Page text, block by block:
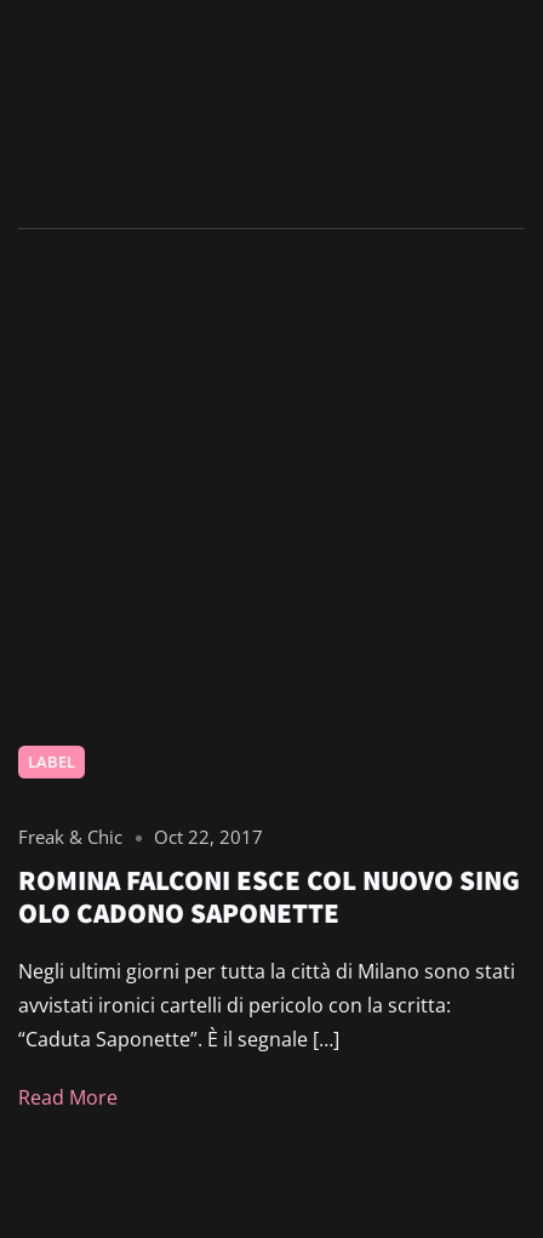
LABEL
Freak & Chic Oct 22, 2017
ROMINA FALCONI ESCE COL NUOVO SING
OLO CADONO SAPONETTE
Negli ultimi giorni per tutta la città di Milano sono stati
avvistati ironici cartelli di pericolo con la scritta:
“Caduta Saponette”. È il segnale […]
Read More